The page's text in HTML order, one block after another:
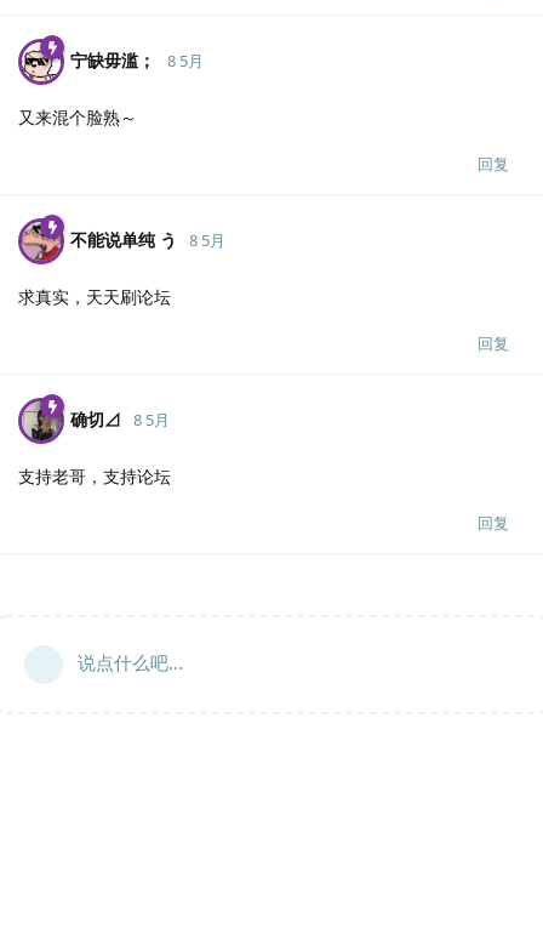
宁缺毋滥； 8 5月
又来混个脸熟～
回复
不能说单纯 う 8 5月
求真实，天天刷论坛
回复
确切⊿ 8 5月
支持老哥，支持论坛
回复
说点什么吧...